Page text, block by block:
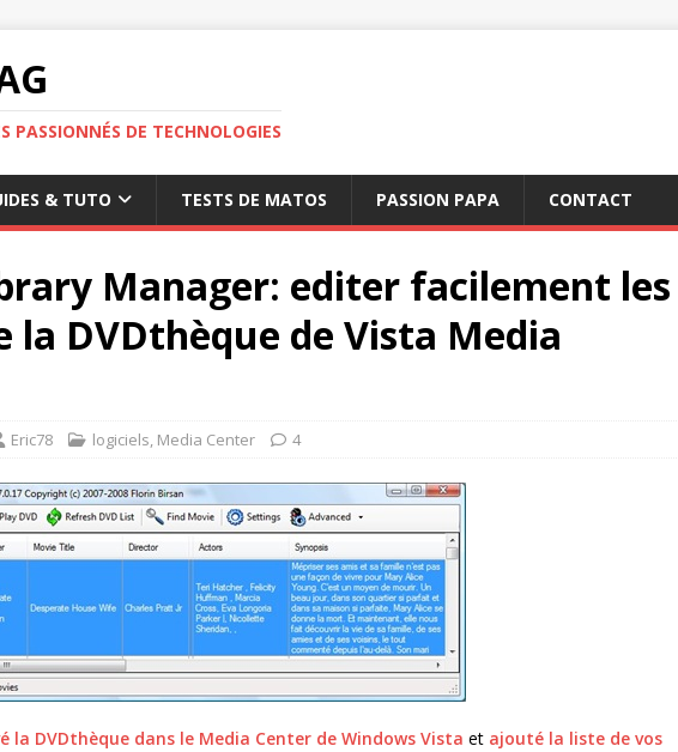
PASSIONNÉS DE TECHNOLOGIES
& TUTO TESTS DE MATOS PASSION PAPA CONTACT
Manager: editer facilement les
la DVDthèque de Vista Media
Eric78 logiciels, Media Center 4
la DVDthèque dans le Media Center de Windows Vista et ajouté la liste de vos